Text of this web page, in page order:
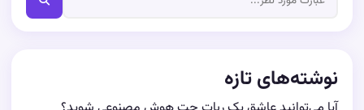
نوشته‌های تازه